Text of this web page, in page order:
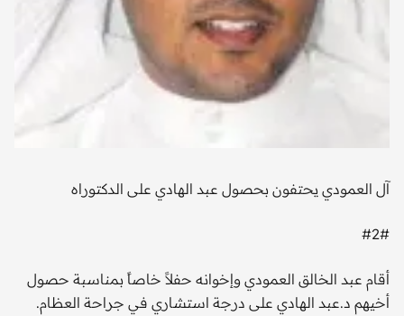
آل العمودي يحتفون بحصول عبد الهادي على الدكتوراه
#2#
أقام عبد الخالق العمودي وإخوانه حفلاً خاصاً بمناسبة حصول
أخيهم د.عبد الهادي على درجة استشاري في جراحة العظام.